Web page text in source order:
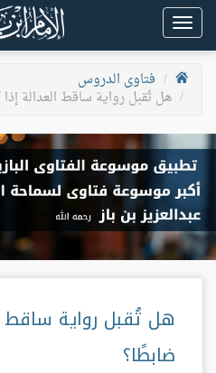
Toggle
navigation
فتاوى الدروس
هل تُقبل رواية ساقط العدالة
هل تُقبل رواية ساقط
ضابطًا؟